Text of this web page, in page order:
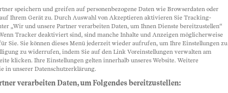
Rumänen?
der Bösewichte
speichern und greifen auf personenbezogene Daten wie Browserdaten oder
Ihrem Gerät zu. Durch Auswahl von Akzeptieren aktivieren Sie Tracking-
„Wir und unsere Partner verarbeiten Daten, um Ihnen Dienste bereitzustellen“
Tracker deaktiviert sind, sind manche Inhalte und Anzeigen möglicherweise
Sie. Sie können dieses Menü jederzeit wieder aufrufen, um Ihre Einstellungen zu
zu widerrufen, indem Sie auf den Link Voreinstellungen verwalten am
klicken. Ihre Einstellungen gelten innerhalb unseres Website. Weitere
in unserer Datenschutzerklärung.
verarbeiten Daten, um Folgendes bereitzustellen: